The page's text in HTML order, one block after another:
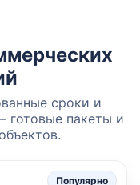
сроки и
готовые пакеты и
Популярно